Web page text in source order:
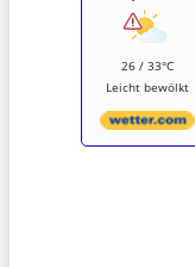
26 / 33°C
Leicht bewölkt